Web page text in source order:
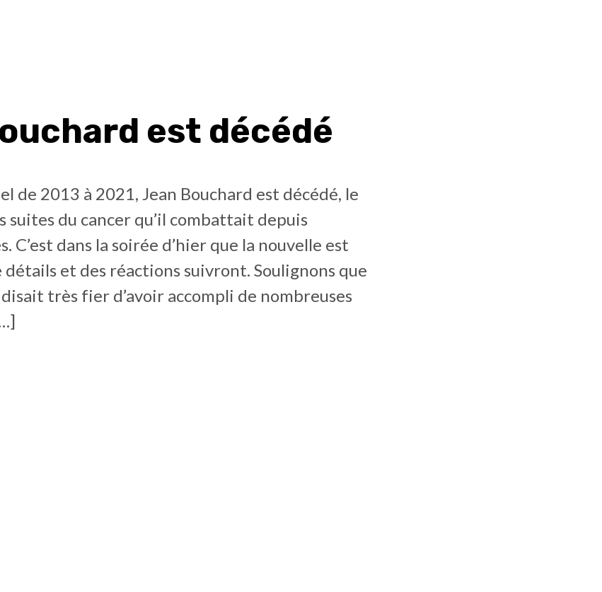
est décédé
de 2013 à 2021, Jean Bouchard est décédé, le
suites du cancer qu’il combattait depuis
C’est dans la soirée d’hier que la nouvelle est
détails et des réactions suivront. Soulignons que
très fier d’avoir accompli de nombreuses